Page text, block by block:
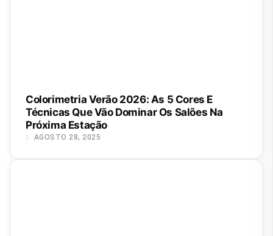
Colorimetria Verão 2026: As 5 Cores E
Técnicas Que Vão Dominar Os Salões Na
Próxima Estação
AGOSTO 28, 2025